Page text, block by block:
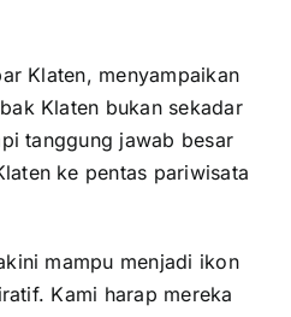
Klaten, menyampaikan
Klaten bukan sekadar
tanggung jawab besar
ke pentas pariwisata
mampu menjadi ikon
Kami harap mereka